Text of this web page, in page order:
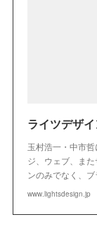
ライツデザ
玉村浩一・中市
ジ、ウェブ、ま
ンのみでなく、
www.lightsdesign.jp